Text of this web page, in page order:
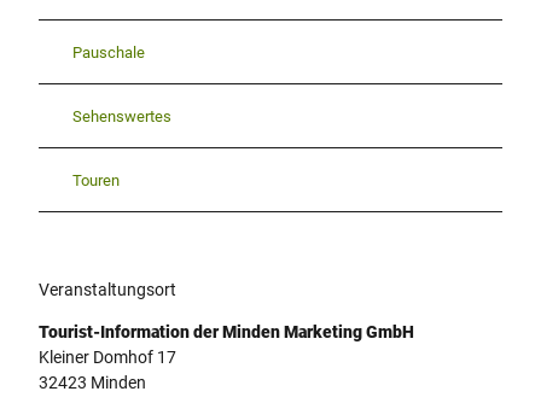
Pauschale
Sehenswertes
Touren
Veranstaltungsort
Tourist-Information der Minden Marketing GmbH
Kleiner Domhof 17
32423 Minden